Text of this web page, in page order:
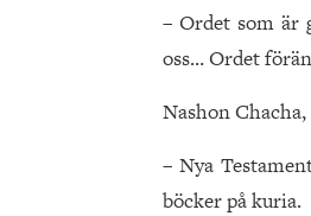
– Ordet som är
oss… Ordet
Nashon
– Nya
böcker på kuria.